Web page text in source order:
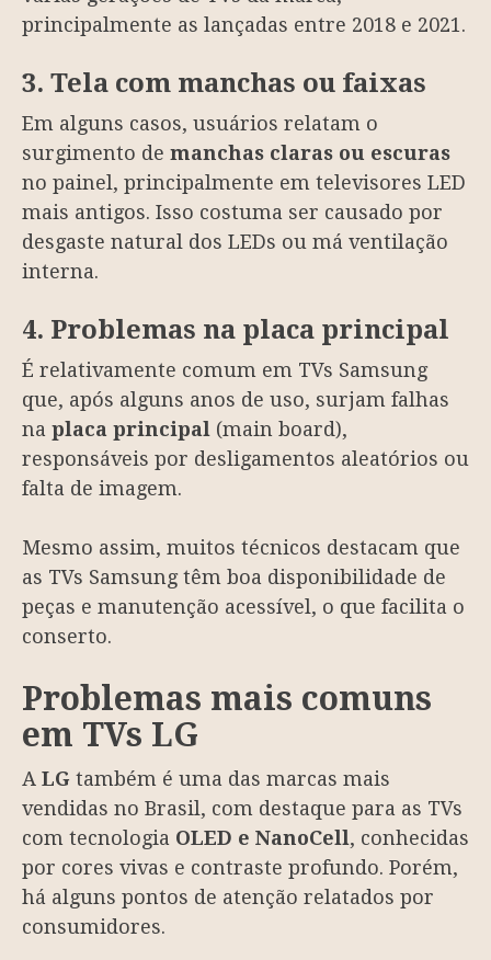
principalmente as lançadas entre 2018 e 2021.
3. Tela com manchas ou faixas
Em alguns casos, usuários relatam o
surgimento de manchas claras ou escuras
no painel, principalmente em televisores LED
mais antigos. Isso costuma ser causado por
desgaste natural dos LEDs ou má ventilação
interna.
4. Problemas na placa principal
É relativamente comum em TVs Samsung
que, após alguns anos de uso, surjam falhas
na placa principal (main board),
responsáveis por desligamentos aleatórios ou
falta de imagem.
Mesmo assim, muitos técnicos destacam que
as TVs Samsung têm boa disponibilidade de
peças e manutenção acessível, o que facilita o
conserto.
Problemas mais comuns
em TVs LG
A LG também é uma das marcas mais
vendidas no Brasil, com destaque para as TVs
com tecnologia OLED e NanoCell, conhecidas
por cores vivas e contraste profundo. Porém,
há alguns pontos de atenção relatados por
consumidores.